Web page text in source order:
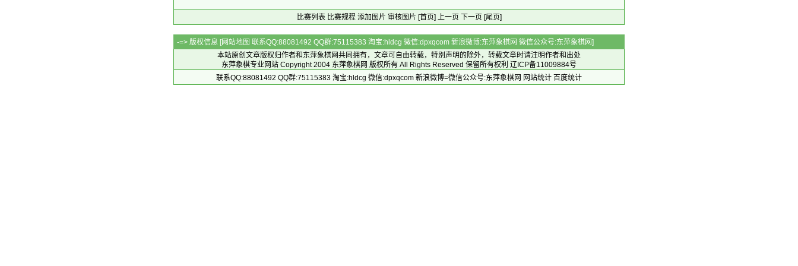
比赛列表 比赛规程 添加图片 审核图片 [首页] 上一页 下一页 [尾页]
-=> 版权信息 [网站地图 联系QQ:88081492 QQ群:75115383 淘宝:hldcg 微信:dpxqcom 新浪微博:东萍象棋网 微信公众号:东萍象棋网]
本站原创文章版权归作者和 东萍象棋网共同拥有，文章可自由转载，特别声明的除外，转载文章时请注明作者和出处
东萍象棋专业网站 Copyright 2004 东萍象棋网 版权所有 All Rights Reserved 保留所有权利 辽ICP备11009884号
联系QQ:88081492 QQ群:75115383 淘宝:hldcg 微信:dpxqcom 新浪微博=微信公众号:东萍象棋网 网站统计 百度统计